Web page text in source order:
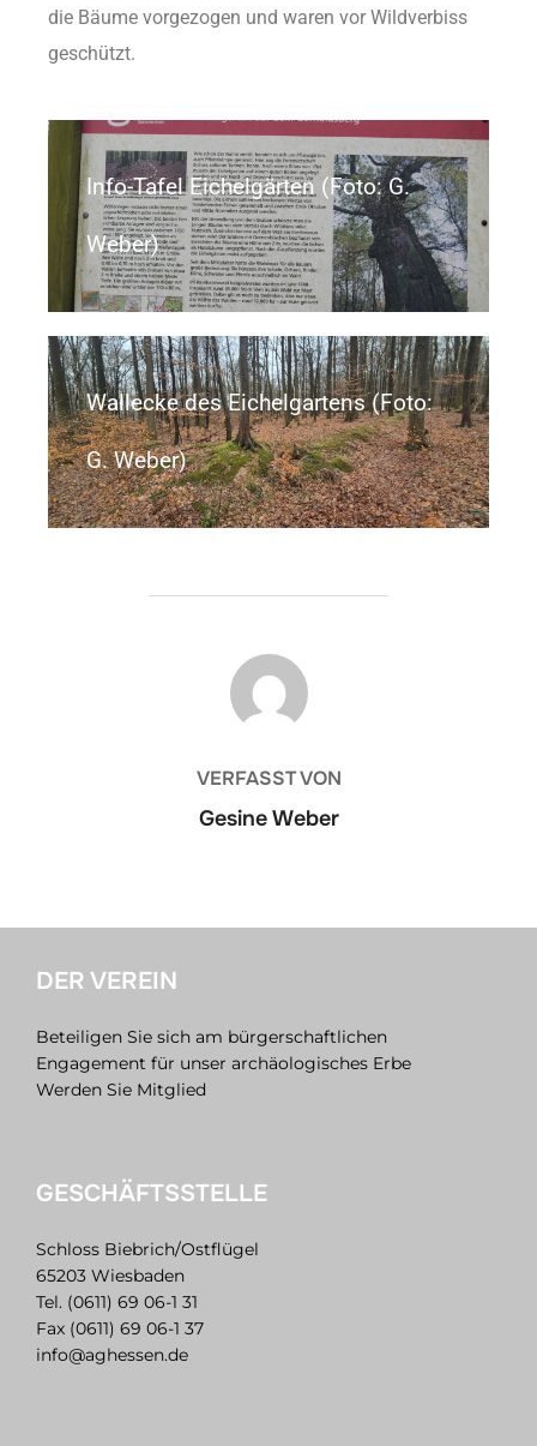
die Bäume vorgezogen und waren vor Wildverbiss
geschützt.
Info-Tafel Eichelgärten (Foto: G.
Weber)
Wallecke des Eichelgartens (Foto:
G. Weber)
BEITRAGSAUTOR
VERFASST VON
Gesine Weber
DER VEREIN
Beteiligen Sie sich am bürgerschaftlichen
Engagement für unser archäologisches Erbe
Werden Sie Mitglied
GESCHÄFTSSTELLE
Schloss Biebrich/Ostflügel
65203 Wiesbaden
Tel. (0611) 69 06-1 31
Fax (0611) 69 06-1 37
info@aghessen.de